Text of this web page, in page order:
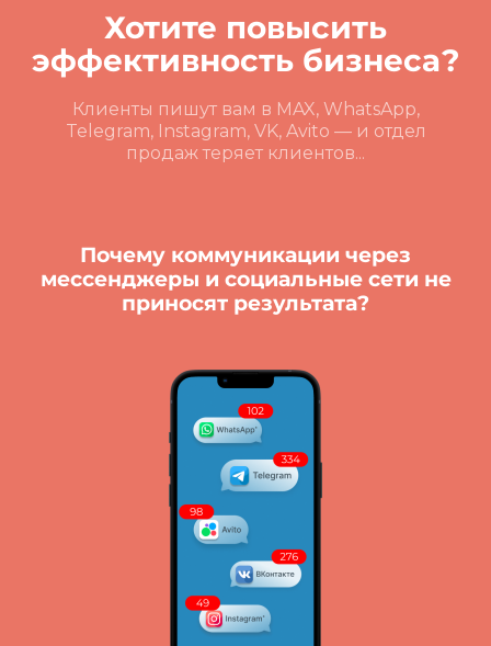
Хотите повысить
эффективность бизнеса?
Клиенты пишут вам в MAX, WhatsApp,
Telegram, Instagram, VK, Avito — и отдел
продаж теряет клиентов...
Почему коммуникации через
мессенджеры и социальные сети не
приносят результата?